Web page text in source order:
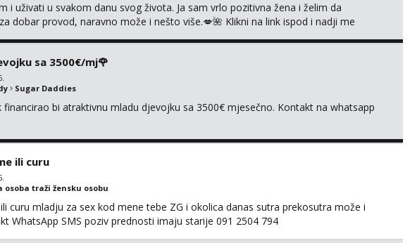
i uživati u svakom danu svog života. Ja sam vrlo pozitivna žena i želim da
dobar provod, naravno može i nešto više.💋🌺 Klikni na link ispod i nadji me
sa 3500€/mj🌹
Sugar Daddies
financirao bi atraktivnu mladu djevojku sa 3500€ mjesečno. Kontakt na whatsapp
ili curu
osoba traži žensku osobu
curu mladju za sex kod mene tebe ZG i okolica danas sutra prekosutra može i
WhatsApp SMS poziv prednosti imaju starije 091 2504 794